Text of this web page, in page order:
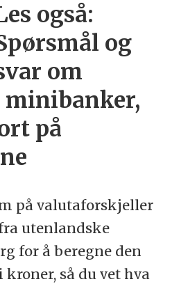
også:
og
om
på
på valutaforskjeller
utenlandske
for å beregne den
så du vet hva